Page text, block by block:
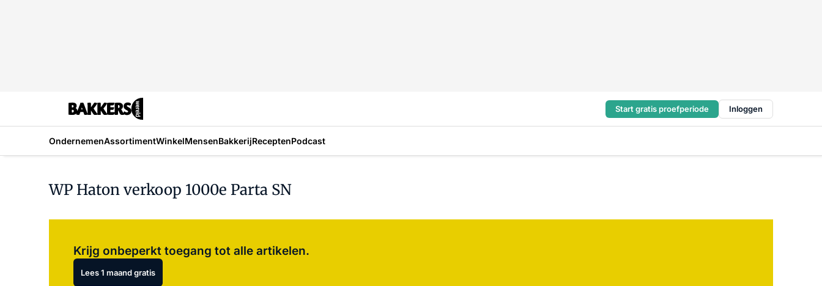
Start gratis proefperiode Inloggen
OndernemenAssortimentWinkelMensenBakkerijReceptenPodcast
WP Haton verkoop 1000e Parta SN
Krijg onbeperkt toegang tot alle artikelen.
Lees 1 maand gratis